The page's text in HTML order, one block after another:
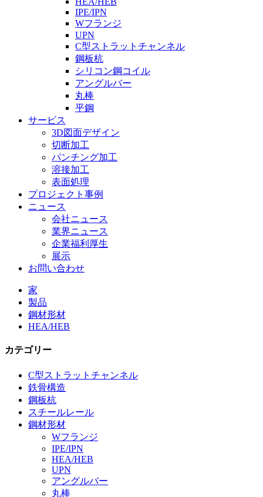
IPE/IPN
Wフランジ
UPN
C型ストラットチャンネル
鋼板杭
シリコン鋼コイル
アングルバー
丸棒
平鋼
サービス
3D図面デザイン
切断加工
パンチング加工
溶接加工
表面処理
プロジェクト事例
ニュース
会社ニュース
業界ニュース
企業福利厚生
展示
お問い合わせ
家
製品
鋼材形材
HEA/HEB
カテゴリー
C型ストラットチャンネル
鉄骨構造
鋼板杭
スチールレール
鋼材形材
Wフランジ
IPE/IPN
HEA/HEB
UPN
アングルバー
丸棒